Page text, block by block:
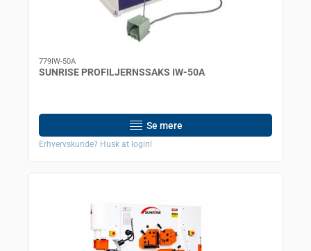
779IW-50A
SUNRISE PROFILJERNSSAKS IW-50A
Se mere
Erhvervskunde? Husk at login!